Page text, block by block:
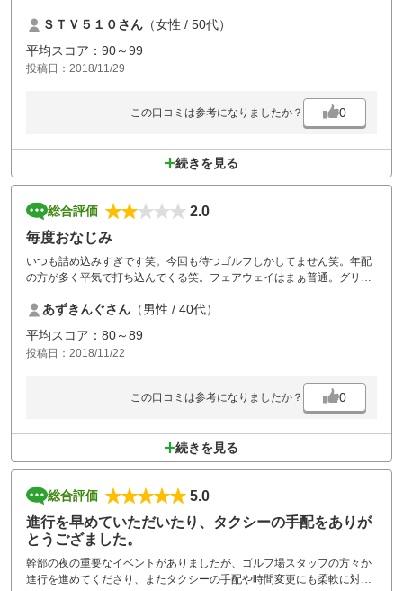
体がいてちょっと怖かったです。。
ＳＴＶ５１０さん （女性 / 50代）
平均スコア：90～99
投稿日：2018/11/29
この口コミは参考になりましたか？ 0
続きを見る
総合評価
2.0
毎度おなじみ
いつも詰め込みすぎです笑。今回も待つゴルフしかしてません笑。年配
の方が多く平気で打ち込んでくる笑。フェアウェイはまぁ普通。グリー
から練習がてらアコーディアさん行くけど笑数千円多く出してまともな
ゴルフ場行った方が気持ちが良い。笑
あずきんぐさん （男性 / 40代）
平均スコア：80～89
投稿日：2018/11/22
この口コミは参考になりましたか？ 0
続きを見る
総合評価
5.0
進行を早めていただいたり、タクシーの手配をありが
とうござました。
幹部の夜の重要なイベントがありましたが、ゴルフ場スタッフの方々か
進行を進めてくださり、またタクシーの手配や時間変更にも柔軟に対応